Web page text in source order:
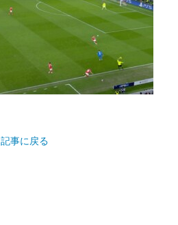
記事に戻る